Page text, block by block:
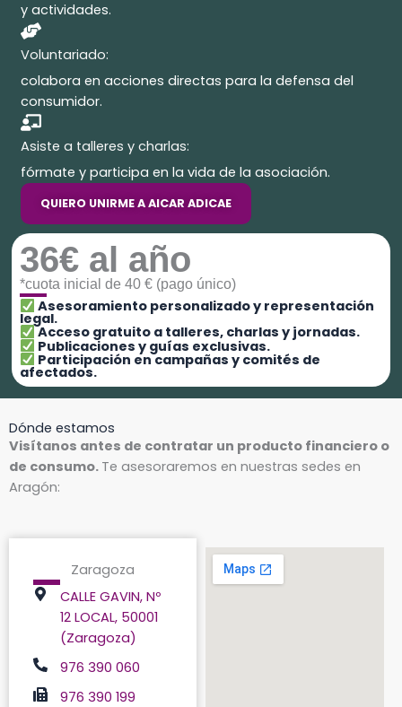
QUIERO UNIRME A AICAR ADICAE
y actividades.
Voluntariado:
colabora en acciones directas para la defensa del
consumidor.
Asiste a talleres y charlas:
fórmate y participa en la vida de la asociación.
36€ al año
*cuota inicial de 40 € (pago único)
Asesoramiento personalizado y representación
legal.
Acceso gratuito a talleres, charlas y jornadas.
Publicaciones y guías exclusivas.
Participación en campañas y comités de
afectados.
Dónde estamos
Visítanos antes de contratar un producto financiero o
de consumo. Te asesoraremos en nuestras sedes en
Aragón:
Zaragoza
CALLE GAVIN, Nº
12 LOCAL, 50001
(Zaragoza)
976 390 060
976 390 199